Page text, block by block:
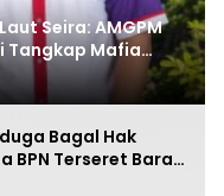
Seira: AMGPM
Tangkap Mafia
Bagal Hak
BPN Terseret Bara